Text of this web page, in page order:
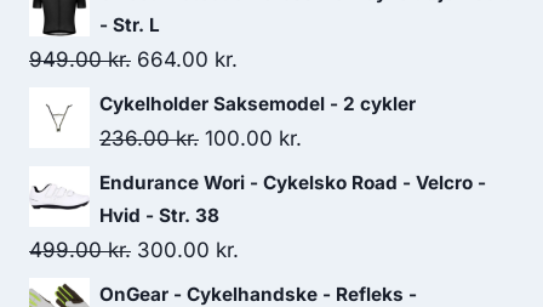
was:
599.00 kr..419.00 kr..
- Str. L
949.00kr. Original
price
was:
664.00 kr.
price
is:
Cykelholder Saksemodel - 2 cykler
236.00kr. Original
price
was:
236.00 kr..
100.00 kr.
price
Endurance Wori - Cykelsko Road - Velcro -
Hvid - Str. 38
499.00kr. Original
price
300.00 kr.
price
OnGear - Cykelhandske - Refleks -